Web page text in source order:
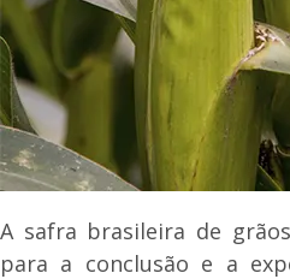
A safra brasileira de
para a conclusão e a